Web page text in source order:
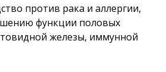
против рака и аллергии,
функции половых
железы, иммунной